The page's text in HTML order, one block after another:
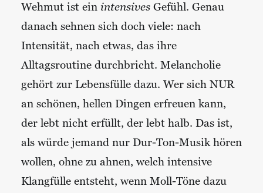
Wehmut ist ein intensives Gefühl. Genau
danach sehnen sich doch viele: nach
Intensität, nach etwas, das ihre
Alltagsroutine durchbricht. Melancholie
gehört zur Lebensfülle dazu. Wer sich NUR
an schönen, hellen Dingen erfreuen kann,
der lebt nicht erfüllt, der lebt halb. Das ist,
als würde jemand nur Dur-Ton-Musik hören
wollen, ohne zu ahnen, welch intensive
Klangfülle entsteht, wenn Moll-Töne dazu